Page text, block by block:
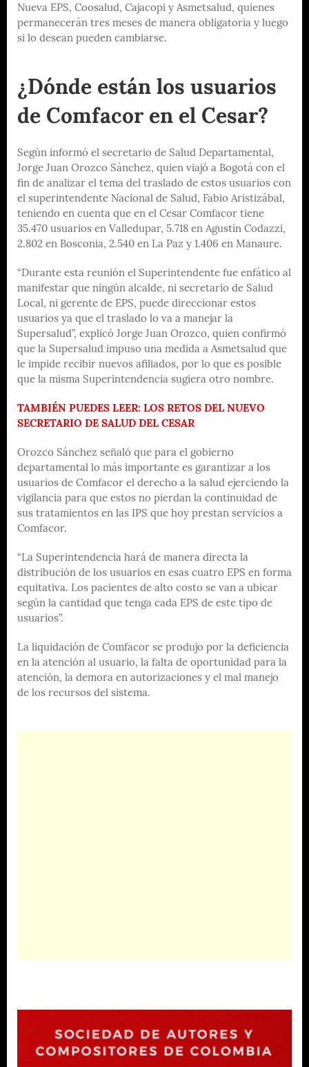
Nueva EPS, Coosalud, Cajacopi y Asmetsalud, quienes
permanecerán tres meses de manera obligatoria y luego
si lo desean pueden cambiarse.
¿Dónde están los usuarios
de Comfacor en el Cesar?
Según informó el secretario de Salud Departamental,
Jorge Juan Orozco Sánchez, quien viajó a Bogotá con el
fin de analizar el tema del traslado de estos usuarios con
el superintendente Nacional de Salud, Fabio Aristizábal,
teniendo en cuenta que en el Cesar Comfacor tiene
35.470 usuarios en Valledupar, 5.718 en Agustín Codazzi,
2.802 en Bosconia, 2.540 en La Paz y 1.406 en Manaure.
“Durante esta reunión el Superintendente fue enfático al
manifestar que ningún alcalde, ni secretario de Salud
Local, ni gerente de EPS, puede direccionar estos
usuarios ya que el traslado lo va a manejar la
Supersalud”, explicó Jorge Juan Orozco, quien confirmó
que la Supersalud impuso una medida a Asmetsalud que
le impide recibir nuevos afiliados, por lo que es posible
que la misma Superintendencia sugiera otro nombre.
TAMBIÉN PUEDES LEER: LOS RETOS DEL NUEVO
SECRETARIO DE SALUD DEL CESAR
Orozco Sánchez señaló que para el gobierno
departamental lo más importante es garantizar a los
usuarios de Comfacor el derecho a la salud ejerciendo la
vigilancia para que estos no pierdan la continuidad de
sus tratamientos en las IPS que hoy prestan servicios a
Comfacor.
“La Superintendencia hará de manera directa la
distribución de los usuarios en esas cuatro EPS en forma
equitativa. Los pacientes de alto costo se van a ubicar
según la cantidad que tenga cada EPS de este tipo de
usuarios”.
La liquidación de Comfacor se produjo por la deficiencia
en la atención al usuario, la falta de oportunidad para la
atención, la demora en autorizaciones y el mal manejo
de los recursos del sistema.